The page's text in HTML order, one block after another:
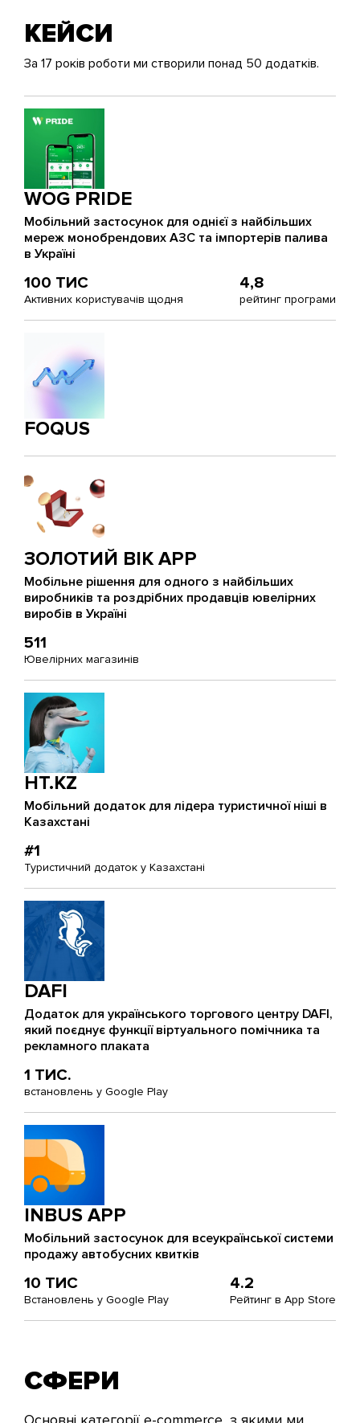
КЕЙСИ
За 17 років роботи ми створили понад 50 додатків.
WOG PRIDE
Мобільний застосунок для однієї з найбільших
мереж монобрендових АЗС та імпортерів палива
в Україні
100 ТИС
Активних користувачів щодня
4,8
рейтинг програми
FOQUS
ЗОЛОТИЙ ВІК APP
Мобільне рішення для одного з найбільших
виробників та роздрібних продавців ювелірних
виробів в Україні
511
Ювелірних магазинів
HT.KZ
Мобільний додаток для лідера туристичної ніші в
Казахстані
#1
Туристичний додаток у Казахстані
DAFI
Додаток для українського торгового центру DAFI,
який поєднує функції віртуального помічника та
рекламного плаката
1 ТИС.
встановлень у Google Play
INBUS APP
Мобільний застосунок для всеукраїнської системи
продажу автобусних квитків
10 ТИС
Встановлень у Google Play
4.2
Рейтинг в App Store
СФЕРИ